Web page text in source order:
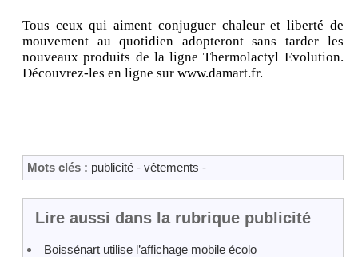
Tous ceux qui aiment conjuguer chaleur et liberté de
mouvement au quotidien adopteront sans tarder les
nouveaux produits de la ligne Thermolactyl Evolution.
Découvrez-les en ligne sur www.damart.fr.
Mots clés : publicité - vêtements -
Lire aussi dans la rubrique publicité
Boissénart utilise l’affichage mobile écolo